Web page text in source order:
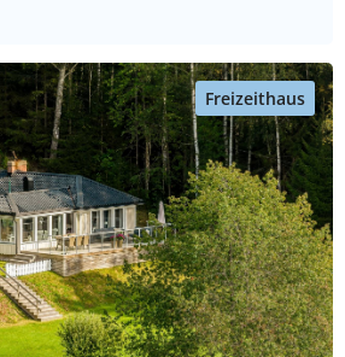
Freizeithaus